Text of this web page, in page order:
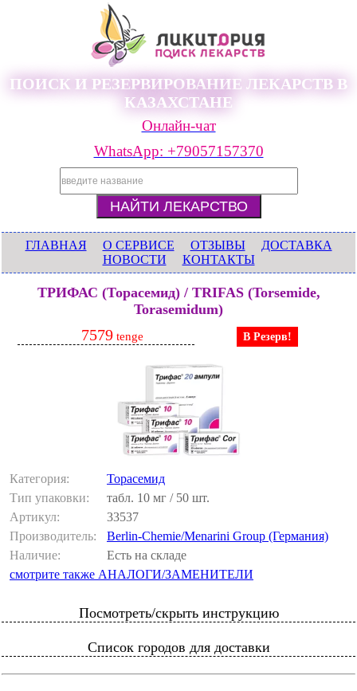
ПОИСК И РЕЗЕРВИРОВАНИЕ ЛЕКАРСТВ В
КАЗАХСТАНЕ
Онлайн-чат
WhatsApp: +79057157370
ГЛАВНАЯ О СЕРВИСЕ ОТЗЫВЫ
ДОСТАВКА
НОВОСТИ
КОНТАКТЫ
ТРИФАС (Торасемид) / TRIFAS (Torsemide,
Torasemidum)
7579 tenge В Резерв!
Категория:
Торасемид
Тип упаковки:
табл. 10 мг / 50 шт.
Артикул:
33537
Производитель:
Berlin-Chemie/Menarini Group (Германия)
Наличие:
Есть на складе
смотрите также АНАЛОГИ/ЗАМЕНИТЕЛИ
Посмотреть/скрыть инструкцию
Список городов для доставки